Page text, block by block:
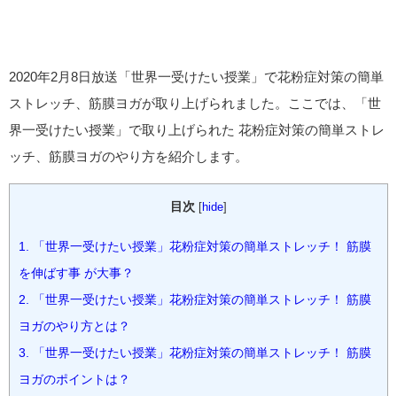
2020年2月8日放送「世界一受けたい授業」で花粉症対策の簡単
ストレッチ、筋膜ヨガが取り上げられました。ここでは、「世
界一受けたい授業」で取り上げられた 花粉症対策の簡単ストレ
ッチ、筋膜ヨガのやり方を紹介します。
目次 [hide]
1. 「世界一受けたい授業」花粉症対策の簡単ストレッチ！ 筋膜
を伸ばす事 が大事？
2. 「世界一受けたい授業」花粉症対策の簡単ストレッチ！ 筋膜
ヨガのやり方とは？
3. 「世界一受けたい授業」花粉症対策の簡単ストレッチ！ 筋膜
ヨガのポイントは？